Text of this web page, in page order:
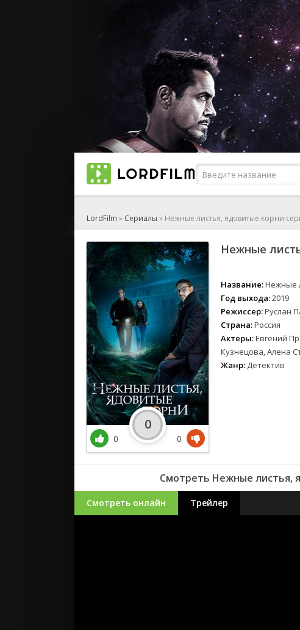
LordFilm » Сериалы » Нежные листья, ядовитые корни
Нежные
Название:Нежные
Год выхода:2019
Режиссер:Руслан
Страна:Россия
Актеры:Евгений
Кузнецова, Алена
Жанр: Детектив
0
0
0
Смотреть Нежные листья,
Смотреть онлайн Трейлер